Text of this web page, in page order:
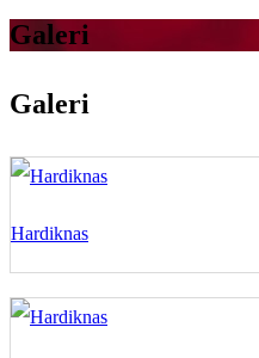
Galeri
Galeri
Hardiknas